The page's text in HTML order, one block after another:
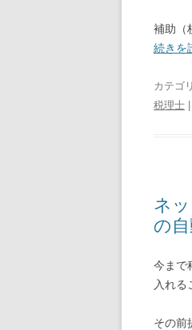
補助（
続きを
カテゴ
税理士
ネ
の
今まで
入れる
その前